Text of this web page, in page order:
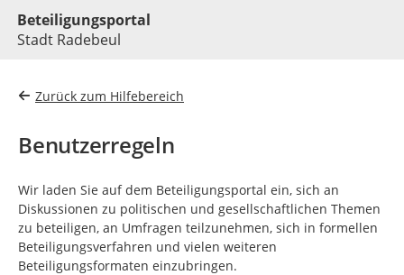
Beteiligungsportal
Stadt Radebeul
Zurück zum Hilfebereich
Benutzerregeln
Wir laden Sie auf dem Beteiligungsportal ein, sich an
Diskussionen zu politischen und gesellschaftlichen Themen
zu beteiligen, an Umfragen teilzunehmen, sich in formellen
Beteiligungsverfahren und vielen weiteren
Beteiligungsformaten einzubringen.